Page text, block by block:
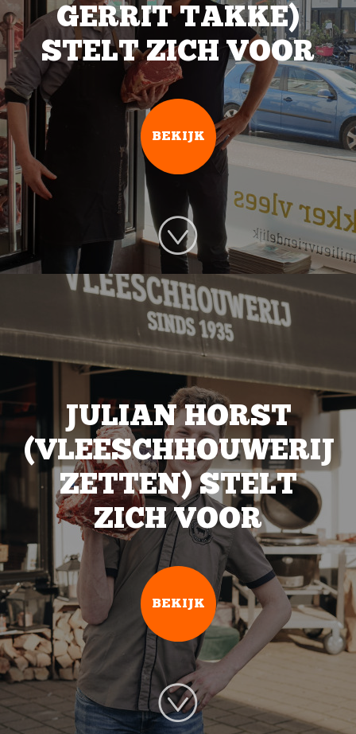
GERRIT TAKKE)
STELT ZICH VOOR
BEKIJK
JULIAN HORST
(VLEESCHHOUWERIJ
ZETTEN) STELT
ZICH VOOR
BEKIJK